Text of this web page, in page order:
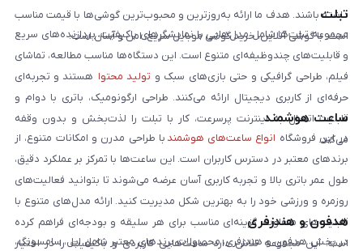
داشته باشند. هدف ما ارائه به‌روزترین و محبوب‌ترین گوشی‌ها با قیمت مناسب
است. با گوشی آنلاین، خرید گوشی موبایل سریع، امن و آسان است.
تبلت
مجموعه تبلت‌ها شامل مدل‌هایی با نمایشگرهای باکیفیت، پردازنده‌های سریع
و قابلیت‌های چندوظیفه‌ای متنوع است. این دستگاه‌ها مناسب مطالعه، تماشای
فیلم، طراحی گرافیکی و حتی بازی‌های سبک و تولید محتوا هستند و تجربه‌ای
حرفه‌ای از کاربری دیجیتال ارائه می‌کنند. طراحی ارگونومیک، باتری با دوام و
قابلیت اتصال به اینترنت پرسرعت، کار با تبلت را لذت‌بخش و بدون وقفه
می‌کند.
ساعت هوشمند
در این فروشگاه انواع ساعت‌های هوشمند با طراحی مدرن و امکانات متنوع، از
برندهای معتبر در دسترس کاربران است. این ساعت‌ها با تمرکز بر عملکرد دقیق،
طول عمر باتری بالا و تجربه کاربری آسان عرضه می‌شوند تا بتوانید فعالیت‌های
روزمره و ورزشی خود را به بهترین شکل مدیریت کنید. ارائه مدل‌های متنوع با
قابلیت‌های متفاوت، گزینه‌ای مناسب برای هر سلیقه و بودجه‌ای فراهم کرده
است. این مجموعه تلاش دارد ساعت‌هایی کاربردی و باکیفیت را در اختیار
هدفون و هندزفری
در بخش هدفون و هندزفری، محصولات برندهای معتبر شامل اپل، سامسونگ،